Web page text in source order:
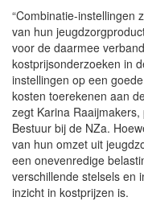
“Combinatie-instellingen
van hun
voor de daarmee
kostprijsonderzoeken in
instellingen op een
kosten toerekenen aan
zegt Karina
Bestuur bij de NZa.
van hun omzet uit
een onevenredige
verschillende stelsels en
inzicht in kostprijzen is.